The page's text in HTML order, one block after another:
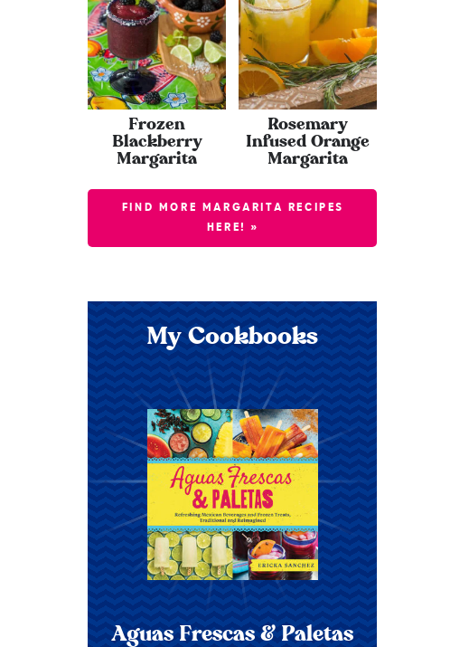
Frozen
Blackberry
Margarita
Rosemary
Infused Orange
Margarita
FIND MORE MARGARITA RECIPES
HERE! »
My Cookbooks
Aguas Frescas & Paletas